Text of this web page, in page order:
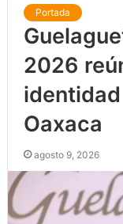
Portada
2026
Oaxaca
agosto 9, 2026